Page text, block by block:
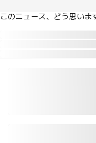
このニュース、どう思いま